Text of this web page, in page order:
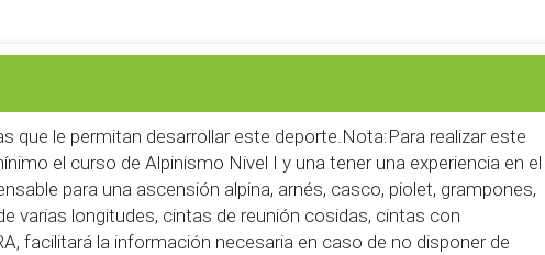
que le permitan desarrollar este deporte.Nota:Para realizar este
el curso de Alpinismo Nivel I y una tener una experiencia en el
para una ascensión alpina, arnés, casco, piolet, grampones,
varias longitudes, cintas de reunión cosidas, cintas con
facilitará la información necesaria en caso de no disponer de